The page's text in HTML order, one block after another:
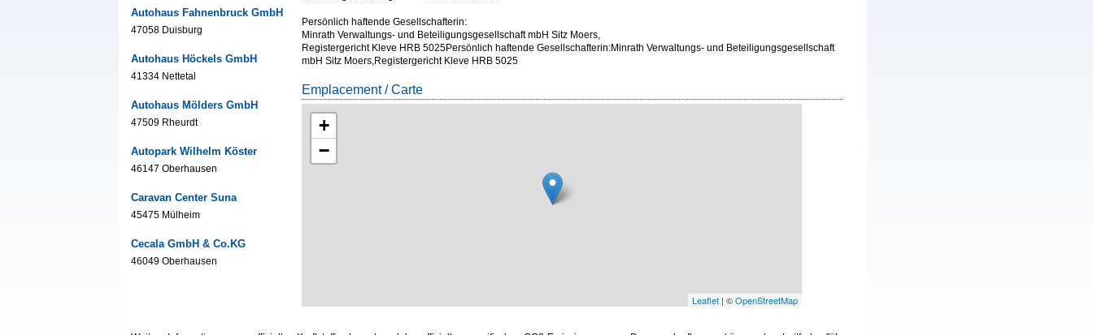
Autohaus Fahnenbruck GmbH
47058 Duisburg
Autohaus Höckels GmbH
41334 Nettetal
Autohaus Mölders GmbH
47509 Rheurdt
Autopark Wilhelm Köster
46147 Oberhausen
Caravan Center Suna
45475 Mülheim
Cecala GmbH & Co.KG
46049 Oberhausen
Persönlich haftende Gesellschafterin:
Minrath Verwaltungs- und Beteiligungsgesellschaft mbH Sitz Moers,
Registergericht Kleve HRB 5025Persönlich haftende Gesellschafterin:Minrath Verwaltungs- und Beteiligungsgesellschaft
mbH Sitz Moers,Registergericht Kleve HRB 5025
Emplacement / Carte
+
−
Leaflet | ©OpenStreetMap